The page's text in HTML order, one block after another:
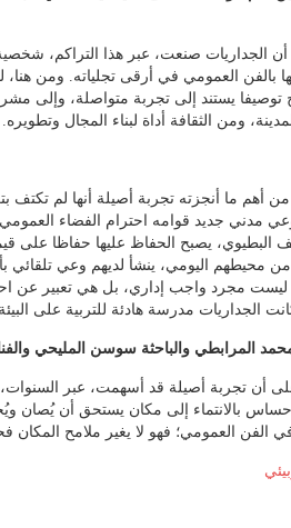
الجداريات صنعت، عبر هذا التراكم،
بالفن العمومي في أرقى تجلياته. ومن
يستند إلى تجربة متواصلة، وإلى
ومن الثقافة أداة لبناء المجال وتطويره.
أهم ما أنجزته تجربة أصيلة أنها لم تكتف
مدني جديد قوامه احترام الفضاء
البطيوي، يصبح الحفاظ عليها حفاظا على
محيطهم اليومي، ينشأ لديهم وعي تلقائي
ليست مجرد واجب إداري، بل هي تعبير عن
الجداريات مدرسة هادئة للتربية على
المرابطي والباحثة سوسن المليحي
أن تجربة أصيلة قد أسهمت، عبر السنوات،
بالانتماء إلى مكان يستحق أن
الفن العمومي؛ فهو لا يغير ملامح المكان